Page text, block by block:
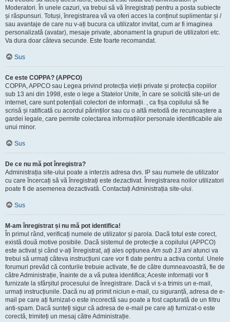
Moderatori. În unele cazuri, va trebui să vă înregistrați pentru a posta subiecte
și răspunsuri. Totuși, înregistrarea vă va oferi acces la conținut suplimentar și /
sau avantaje de care nu v-ați bucura ca utilizator invitat, cum ar fi imaginea
personalizată (avatar), mesaje private, abonament la grupuri de utilizatori etc.
Va dura doar câteva secunde. Este foarte recomandat.
Sus
Ce este COPPA? (APPCO)
COPPA, APPCO sau Legea privind protecția vieții private și protecția copiilor
sub 13 ani din 1998, este o lege a Statelor Unite, în care se solicită site-uri de
internet, care sunt potențiali colectori de informații. , ca fișa copilului să fie
scrisă și ratificată cu acordul părinților sau cu o altă metodă de recunoaștere a
gardei legale, care permite colectarea informațiilor personale identificabile ale
unui minor.
Sus
De ce nu mă pot înregistra?
Administrația site-ului poate a interzis adresa dvs. IP sau numele de utilizator
cu care încercați să vă înregistrați este dezactivat. Înregistrarea noilor utilizatori
poate fi de asemenea dezactivată. Contactați Administrația site-ului.
Sus
M-am înregistrat și nu mă pot identifica!
În primul rând, verificați numele de utilizator și parola. Dacă totul este corect,
există două motive posibile. Dacă sistemul de protecție a copilului (APPCO)
este activat și când v-ați înregistrat, ați ales opțiuneaAm sub 13 ani atunci va
trebui să urmați câteva instrucțiuni care vor fi date pentru a activa contul. Unele
forumuri prevăd că conturile trebuie activate, fie de către dumneavoastră, fie de
către Administrație, înainte de a vă putea identifica; Aceste informații vor fi
furnizate la sfârșitul procesului de înregistrare. Dacă vi s-a trimis un e-mail,
urmați instrucțiunile. Dacă nu ați primit niciun e-mail, cu siguranță, adresa de e-
mail pe care ați furnizat-o este incorectă sau poate a fost capturată de un filtru
anti-spam. Dacă sunteți sigur că adresa de e-mail pe care ați furnizat-o este
corectă, trimiteți un mesaj către Administrație.